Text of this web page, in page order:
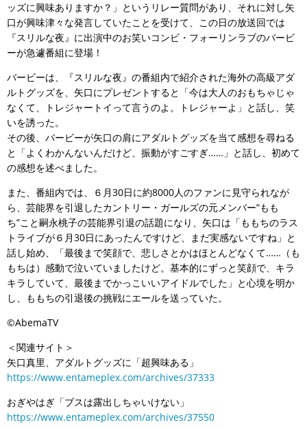
ッズに興味ありますか？」というリレー質問があり、それに対し矢
口が興味津々な発言していたことを受けて、この日の放送回では
『スリルな夜』に出演中のお笑いコンビ・フォーリンラブのバービ
ーが急遽番組に登場！
バービーは、『スリルな夜』の番組内で紹介された海外の高級アダ
ルトグッズを、矢口にプレゼントすると「今は大人のおもちゃじゃ
なくて、トレジャートイって言うのよ。トレジャーよ」と話し、笑
いを誘った。
その後、バービーが矢口の肩にアダルトグッズを当て感想を尋ねる
と「よくわかんないんだけど、振動がすごすぎ……」と話し、初めて
の感想を述べました。
また、番組内では、６月30日に約8000人のファンに見守られなが
ら、芸能界を引退したカントリー・ガールズの元メンバー“もも
ち”こと嗣永桃子の芸能界引退の話題になり、矢口は「ももちのラス
トライブが６月30日にあったんですけど、まだ実感ないですね」と
話し始め、「最後まで笑顔で、悲しさとかはほとんどなくて……（も
もちは）感動で泣いていましたけど。基本的にずっと笑顔で、キラ
キラしていて、最後までかっこいいアイドルでした」と心境を明か
し、ももちの引退後の挑戦にエールを送っていた。
©AbemaTV
＜関連サイト＞
矢口真里、アダルトグッズに「超興味ある」
https://www.entameplex.com/archives/37333
おぎやはぎ「ブスは露出しちゃいけない」
https://www.entameplex.com/archives/37550